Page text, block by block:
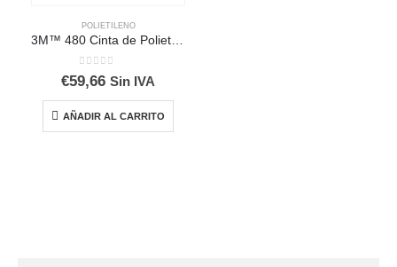
POLIETILENO
3M™ 480 Cinta de Polietileno
0 out of 5
€59,66 Sin IVA
AÑADIR AL CARRITO